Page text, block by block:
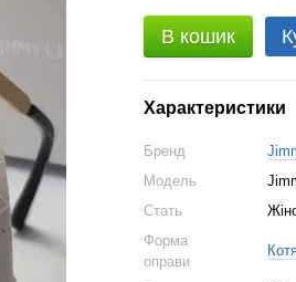
В кошик
Характеристики
Бренд
Модель
Стать
Форма
оправи